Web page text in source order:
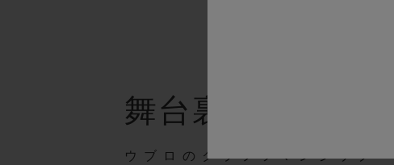
舞台裏
ウブロのクラフツマンシップ